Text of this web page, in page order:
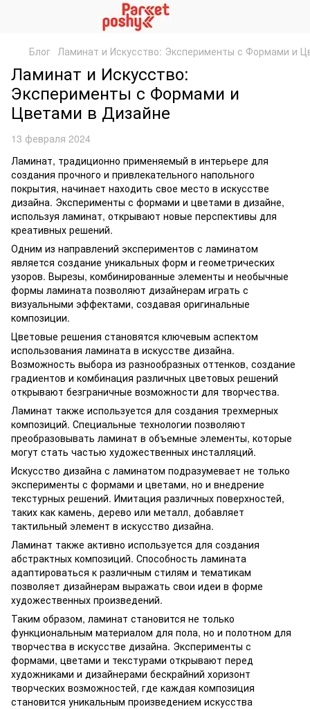
Блог Ламинат и Искусство: Эксперименты с Формами и
Ламинат и Искусство:
Эксперименты с Формами и
Цветами в Дизайне
13 февраля 2024
Ламинат, традиционно применяемый в интерьере для
создания прочного и привлекательного напольного
покрытия, начинает находить свое место в искусстве
дизайна. Эксперименты с формами и цветами в дизайне,
используя ламинат, открывают новые перспективы для
креативных решений.
Одним из направлений экспериментов с ламинатом
является создание уникальных форм и геометрических
узоров. Вырезы, комбинированные элементы и необычные
формы ламината позволяют дизайнерам играть с
визуальными эффектами, создавая оригинальные
композиции.
Цветовые решения становятся ключевым аспектом
использования ламината в искусстве дизайна.
Возможность выбора из разнообразных оттенков, создание
градиентов и комбинация различных цветовых решений
открывают безграничные возможности для творчества.
Ламинат также используется для создания трехмерных
композиций. Специальные технологии позволяют
преобразовывать ламинат в объемные элементы, которые
могут стать частью художественных инсталляций.
Искусство дизайна с ламинатом подразумевает не только
эксперименты с формами и цветами, но и внедрение
текстурных решений. Имитация различных поверхностей,
таких как камень, дерево или металл, добавляет
тактильный элемент в искусство дизайна.
Ламинат также активно используется для создания
абстрактных композиций. Способность ламината
адаптироваться к различным стилям и тематикам
позволяет дизайнерам выражать свои идеи в форме
художественных произведений.
Таким образом, ламинат становится не только
функциональным материалом для пола, но и полотном для
творчества в искусстве дизайна. Эксперименты с
формами, цветами и текстурами открывают перед
художниками и дизайнерами бескрайний хоризонт
творческих возможностей, где каждая композиция
становится уникальным произведением искусства